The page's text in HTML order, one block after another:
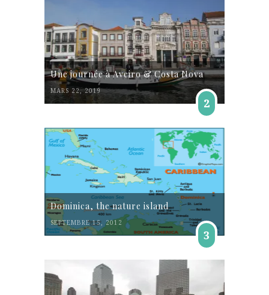
Une journée à Aveiro & Costa Nova
MARS 22, 2019
2
Dominica, the nature island
SEPTEMBRE 15, 2012
3